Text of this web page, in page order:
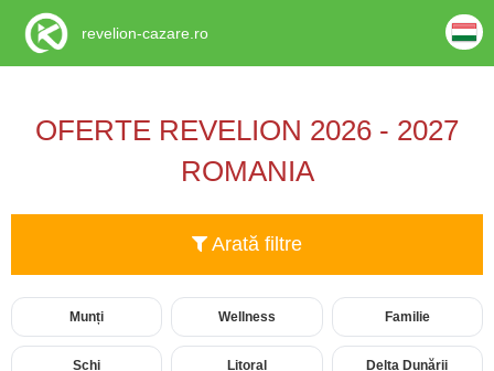
OFERTE REVELION 2026 - 2027
ROMANIA
Arată filtre
Munți Wellness Familie
Schi Litoral Delta Dunării
revelion-cazare.ro